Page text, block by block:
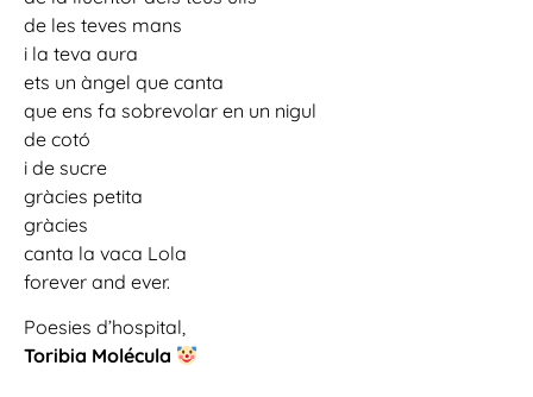
de les teves mans
i la teva aura
ets un àngel que canta
que ens fa sobrevolar en un nigul
de cotó
i de sucre
gràcies petita
gràcies
canta la vaca Lola
forever and ever.
Poesies d’hospital,
Toribia Molécula